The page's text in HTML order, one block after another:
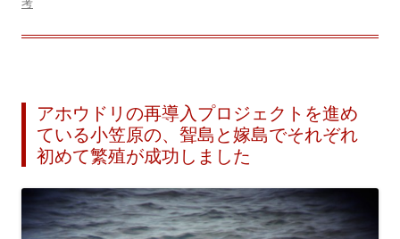
アホウドリの再導入プロジェクトを進め
ている小笠原の、聟島と嫁島でそれぞれ
初めて繁殖が成功しました